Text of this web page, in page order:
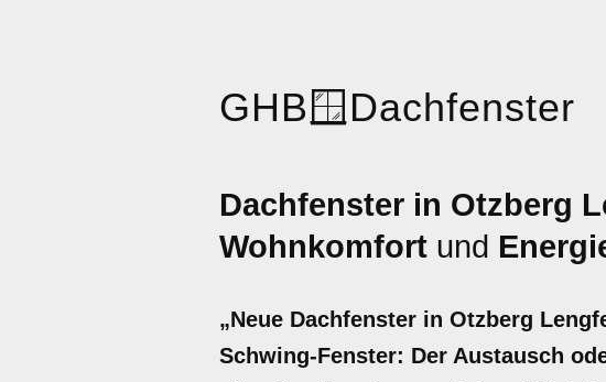
GHB🪟 Dachfenster
Dachfenster in Otzberg
Wohnkomfort und
„Neue Dachfenster in Otzberg
Schwing-Fenster: Der Austausch